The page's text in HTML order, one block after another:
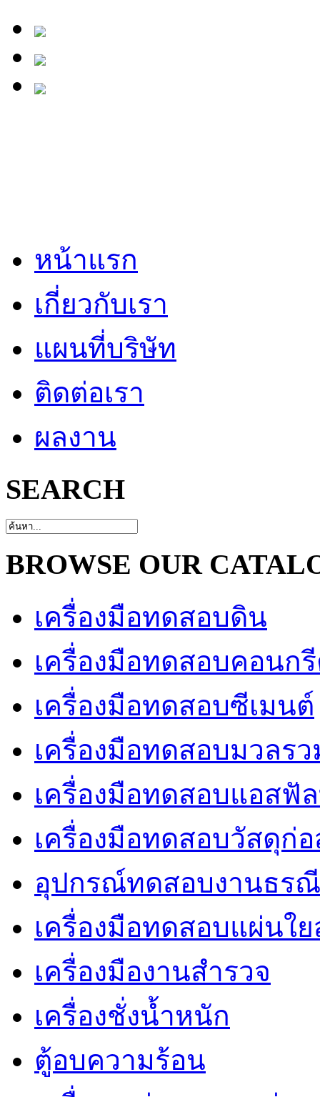
หน้าแรก
เกี่ยวกับเรา
แผนที่บริษัท
ติดต่อเรา
ผลงาน
SEARCH
BROWSE OUR
เครื่องมือทดสอบดิน
เครื่องมือทดสอบคอนก
เครื่องมือทดสอบซีเมนต์
เครื่องมือทดสอบมวลร
เครื่องมือทดสอบแอสฟั
เครื่องมือทดสอบวัสดุก่อ
อุปกรณ์ทดสอบงานธรณี
เครื่องมือทดสอบแผ่นใย
เครื่องมืองานสำรวจ
เครื่องชั่งน้ำหนัก
ตู้อบความร้อน